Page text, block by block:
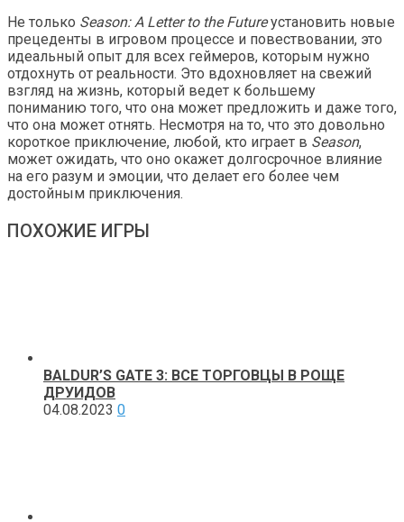
Не только Season: A Letter to the Futureустановить новые
прецеденты в игровом процессе и повествовании, это
идеальный опыт для всех геймеров, которым нужно
отдохнуть от реальности. Это вдохновляет на свежий
взгляд на жизнь, который ведет к большему
пониманию того, что она может предложить и даже того,
что она может отнять. Несмотря на то, что это довольно
короткое приключение, любой, кто играет в Season,
может ожидать, что оно окажет долгосрочное влияние
на его разум и эмоции, что делает его более чем
достойным приключения.
ПОХОЖИЕ ИГРЫ
BALDUR’S GATE 3: ВСЕ ТОРГОВЦЫ В РОЩЕ
ДРУИДОВ
04.08.2023 0